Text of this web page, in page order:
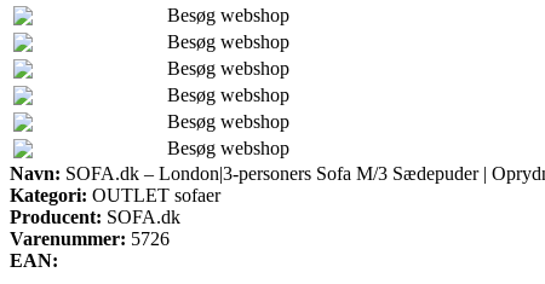
Besøg webshop
Besøg webshop
Besøg webshop
Besøg webshop
Besøg webshop
Besøg webshop
Navn: SOFA.dk – London|3-personers Sofa M/3 Sædepuder |
Kategori: OUTLET sofaer
Producent: SOFA.dk
Varenummer: 5726
EAN: